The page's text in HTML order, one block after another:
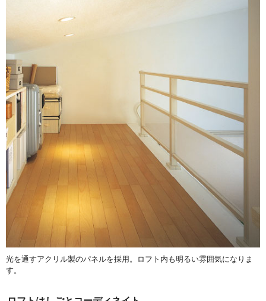
光を通すアクリル製のパネルを採用。ロフト内も明るい雰囲気になりま
す。